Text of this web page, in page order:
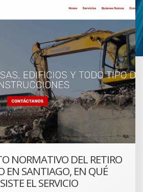
NORMATIVO DEL RETIRO
EN SANTIAGO, EN QUÉ
EL SERVICIO